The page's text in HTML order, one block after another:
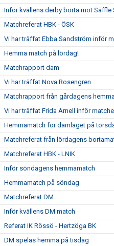
Inför kvällens derby borta mot Säffle
Matchreferat HBK - ÖSK
Vi har träffat Ebba Sandström inför
Hemma match på lördag!
Matchrapport dam
Vi har träffat Nova Rosengren
Matchrapport från gårdagens
Vi har träffat Frida Arnell inför
Hemmamatch för damlaget på
Matchreferat från lördagens
Matchreferat HBK - LNIK
Inför söndagens hemmamatch
Hemmamatch på söndag
Matchreferat DM
Inför kvällens DM match
Referat IK Rössö - Hertzöga BK
DM spelas hemma på tisdag